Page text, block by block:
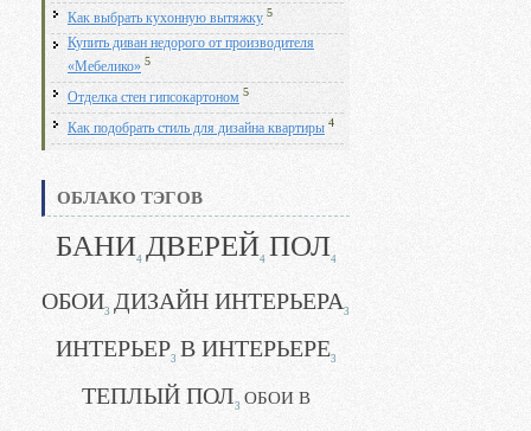
Как выбрать кухонную вытяжку 5
Купить диван недорого от производителя
«Мебелико» 5
Отделка стен гипсокартоном 5
Как подобрать стиль для дизайна квартиры 4
ОБЛАКО ТЭГОВ
БАНИ4 ДВЕРЕЙ4 ПОЛ4
ОБОИ3 ДИЗАЙН ИНТЕРЬЕРА3
ИНТЕРЬЕР3 В ИНТЕРЬЕРЕ3
ТЕПЛЫЙ ПОЛ3 ОБОИ В